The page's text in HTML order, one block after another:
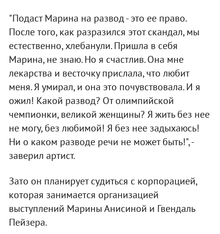
"Подаст Марина на развод - это ее право.
После того, как разразился этот скандал, мы
естественно, хлебанули. Пришла в себя
Марина, не знаю. Но я счастлив. Она мне
лекарства и весточку прислала, что любит
меня. Я умирал, и она это почувствовала. И я
ожил! Какой развод? От олимпийской
чемпионки, великой женщины? Я жить без нее
не могу, без любимой! Я без нее задыхаюсь!
Ни о каком разводе речи не может быть!", -
заверил артист.
Зато он планирует судиться с корпорацией,
которая занимается организацией
выступлений Марины Анисиной и Гвендаль
Пейзера.